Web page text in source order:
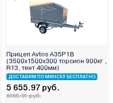
Прицеп Avtos A35P1B
(3500х1500х300 торсион 900кг ,
R13, тент 400мм)
ДОСТАВИМ ПО МИНСКУ БЕСПЛАТНО
5 655.97 руб.
6165.01 руб.